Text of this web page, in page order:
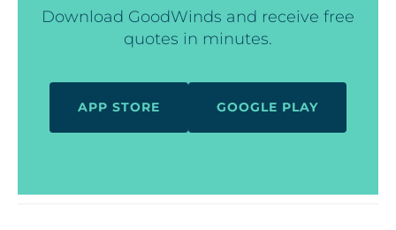
Download GoodWinds and receive free
quotes in minutes.
APP STORE GOOGLE PLAY